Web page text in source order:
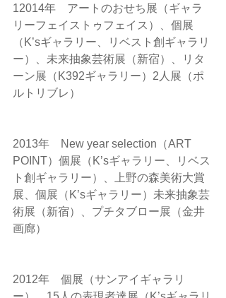
12014年　アートのおせち展（ギャラ
リーフェイストゥフェイス）、個展
（K’sギャラリー、リベスト創ギャラリ
ー）、未来抽象芸術展（新宿）、リタ
ーン展（K392ギャラリー）2人展（ポ
ルトリブレ）
2013年　New year selection（ART
POINT）個展（K’sギャラリー、リベス
ト創ギャラリー）、上野の森美術大賞
展、個展（K’sギャラリー）未来抽象芸
術展（新宿）、プチタブロー展（金井
画廊）
2012年　個展（サンアイギャラリ